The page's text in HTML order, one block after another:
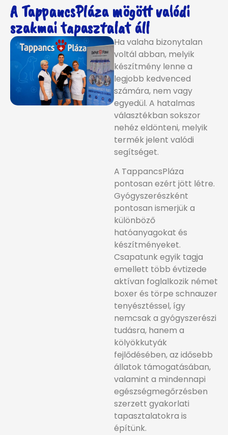
A TappancsPláza mögött valódi
szakmai tapasztalat áll
Ha valaha bizonytalan
voltál abban, melyik
készítmény lenne a
legjobb kedvenced
számára, nem vagy
egyedül. A hatalmas
választékban sokszor
nehéz eldönteni, melyik
termék jelent valódi
segítséget.
A TappancsPláza
pontosan ezért jött létre.
Gyógyszerészként
pontosan ismerjük a
különböző
hatóanyagokat és
készítményeket.
Csapatunk egyik tagja
emellett több évtizede
aktívan foglalkozik német
boxer és törpe schnauzer
tenyésztéssel, így
nemcsak a gyógyszerészi
tudásra, hanem a
kölyökkutyák
fejlődésében, az idősebb
állatok támogatásában,
valamint a mindennapi
egészségmegőrzésben
szerzett gyakorlati
tapasztalatokra is
építünk.